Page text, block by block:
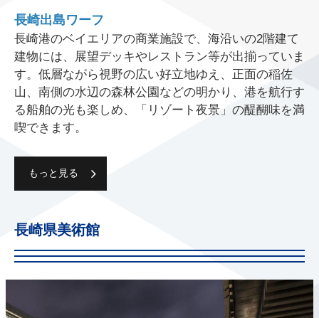
長崎出島ワーフ
長崎港のベイエリアの商業施設で、海沿いの2階建て
建物には、展望デッキやレストラン等が出揃っていま
す。低層ながら視野の広い好立地ゆえ、正面の稲佐
山、南側の水辺の森林公園などの明かり、港を航行す
る船舶の光も楽しめ、「リゾート夜景」の醍醐味を満
喫できます。
もっと見る
長崎県美術館